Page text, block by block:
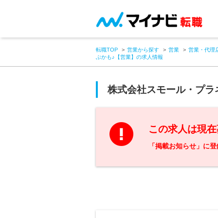
転職TOP 営業から探す 営業
営業・代理
ぶかも♪【営業】の求人情報
株式会社スモール・プラ
この求人は現
「掲載お知らせ」に